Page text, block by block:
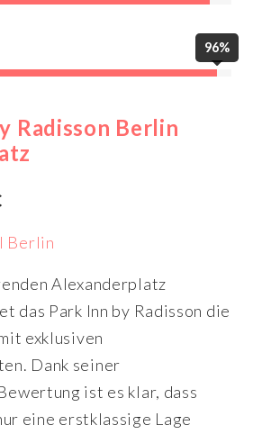
96%
Radisson Berlin
Alexanderplatz
das Park Inn by Radisson die
exklusiven
Dank seiner
ist es klar, dass
eine erstklassige Lage